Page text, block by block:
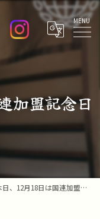
Menu
加盟記念日
、12月18日は国連加盟記念日🌏✨。